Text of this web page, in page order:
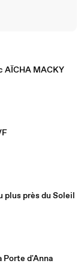
AÏCHA MACKY
plus près du Soleil
Porte d'Anna